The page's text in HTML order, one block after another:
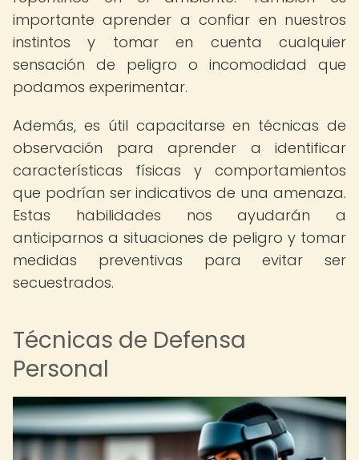
importante aprender a confiar en nuestros
instintos y tomar en cuenta cualquier
sensación de peligro o incomodidad que
podamos experimentar.
Además, es útil capacitarse en técnicas de
observación para aprender a identificar
características físicas y comportamientos
que podrían ser indicativos de una amenaza.
Estas habilidades nos ayudarán a
anticiparnos a situaciones de peligro y tomar
medidas preventivas para evitar ser
secuestrados.
Técnicas de Defensa
Personal